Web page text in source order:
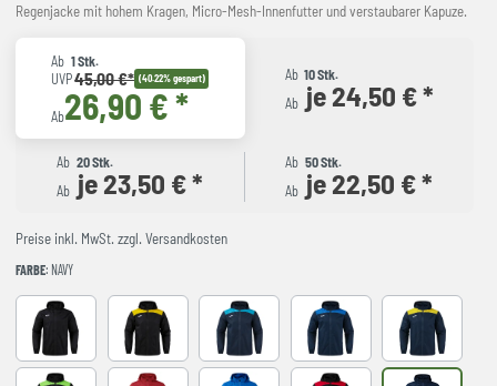
Regenjacke mit hohem Kragen, Micro-Mesh-Innenfutter und verstaubarer Kapuze.
Ab 1 Stk.
UVP45,00 €* (40.22% gespart)
Ab26,90 € *
Ab 10 Stk.
Ab je 24,50 € *
Ab 20 Stk.
Ab je 23,50 € *
Ab 50 Stk.
Ab je 22,50 € *
Preise inkl. MwSt. zzgl. Versandkosten
FARBE: NAVY
Black BLACK-YELLOW DARK NAVY TURQUESANAVY-ROYAL NAVY-